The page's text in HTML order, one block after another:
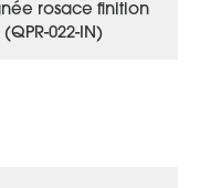
rosace finition
(QPR-022-IN)